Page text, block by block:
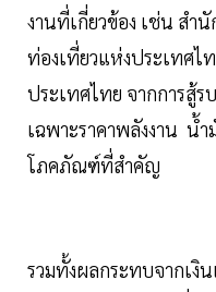
งานที่เกี่ยวข้อง เช่น สำนั
ท่องเที่ยวแห่งประเทศ
ประเทศไทย จากการสู้ร
เฉพาะราคาพลังงาน น้
โภคภัณฑ์ที่สำคัญ
รวมทั้งผลกระทบจากเ